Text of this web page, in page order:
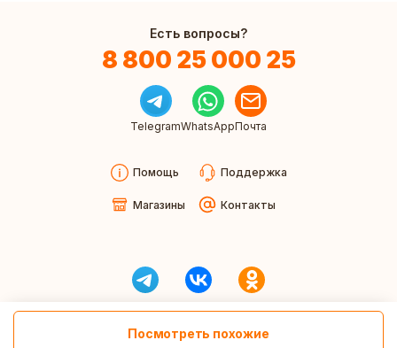
Посмотреть похожие
Есть вопросы?
8 800 25 000 25
TelegramWhatsAppПочта
Помощь Поддержка
Магазины Контакты